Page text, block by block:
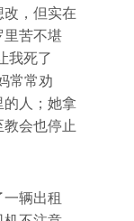
，但实在
里苦不堪
我死了
常常劝
的人；她拿
会也停止
辆出租